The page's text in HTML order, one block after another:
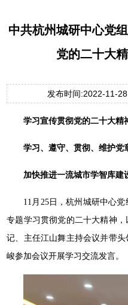
中共杭州城研中心党
党的二十大
发布时间:2022-11-
学习宣传贯彻党的二十大精
学习、遵守、贯彻、维护党
加快推进一流城市学智库建
11月25日，杭州城研中心
专题学习贯彻党的二十大精神
记、主任江山舞主持会议并带
峻参加会议开展学习交流发言。